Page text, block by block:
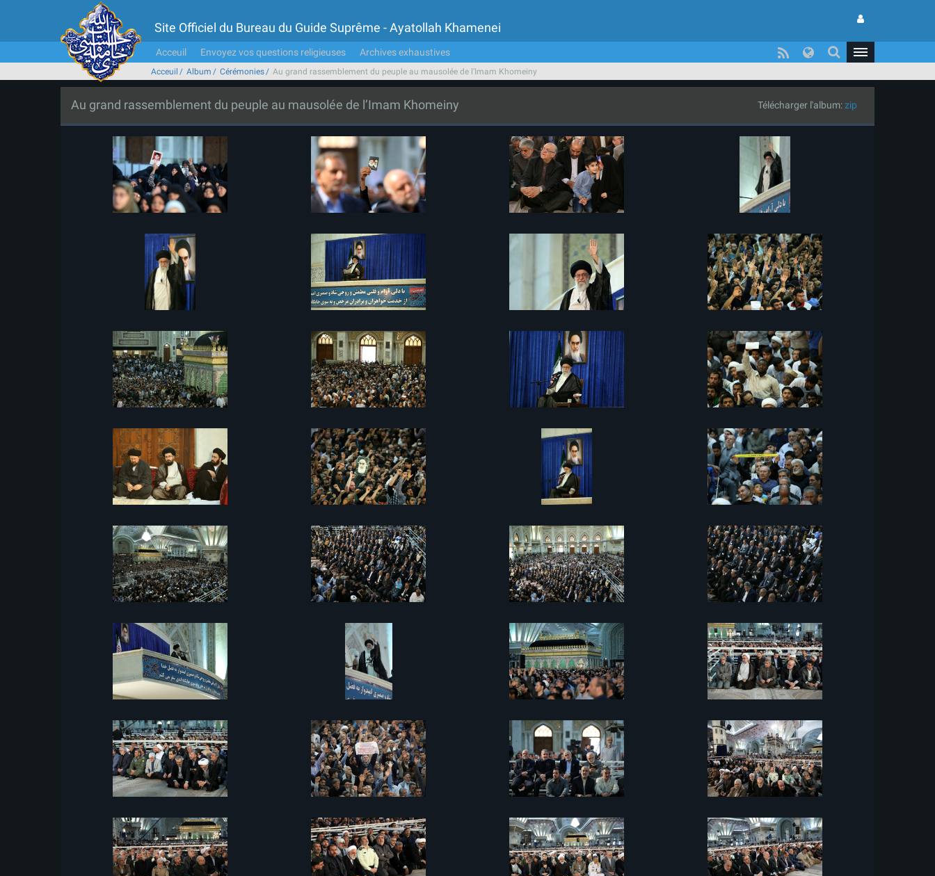
Site Officiel du Bureau du Guide Suprême - Ayatollah Khamenei
Acceuil Envoyez vos questions religieuses Archives exhaustives
Acceuil Album Cérémonies Au grand rassemblement du peuple au mausolée de l’Imam Khomeiny
Au grand rassemblement du peuple au mausolée de l’Imam Khomeiny Télécharger l'album:zip